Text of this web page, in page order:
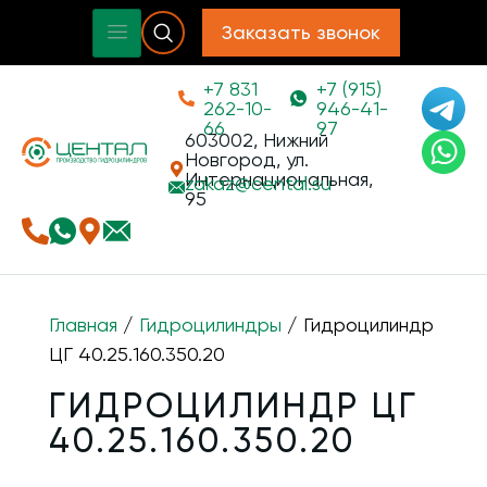
Заказать звонок
+7 831
262-10-
66
+7 (915)
946-41-
97
603002, Нижний
Новгород, ул.
Интернациональная,
95
zakaz@cental.su
Главная / Гидроцилиндры / Гидроцилиндр
ЦГ 40.25.160.350.20
ГИДРОЦИЛИНДР ЦГ
40.25.160.350.20